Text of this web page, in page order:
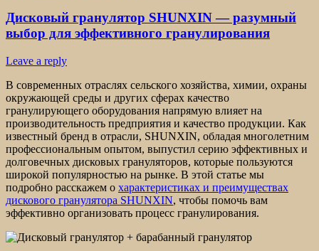
Дисковый гранулятор SHUNXIN — разумный
выбор для эффективного гранулирования
Leave a reply
В современных отраслях сельского хозяйства, химии, охраны
окружающей среды и других сферах качество
гранулирующего оборудования напрямую влияет на
производительность предприятия и качество продукции. Как
известный бренд в отрасли, SHUNXIN, обладая многолетним
профессиональным опытом, выпустил серию эффективных и
долговечных дисковых грануляторов, которые пользуются
широкой популярностью на рынке. В этой статье мы
подробно расскажем о характеристиках и преимуществах
дискового гранулятора SHUNXIN, чтобы помочь вам
эффективно организовать процесс гранулирования.